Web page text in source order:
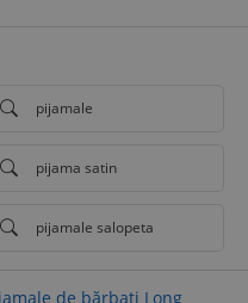
pijamale
pijama satin
pijamale salopeta
de bărbați Long